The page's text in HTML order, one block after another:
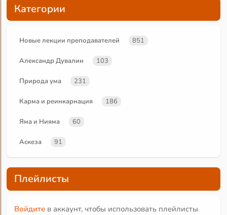
Категории
Новые лекции преподавателей 851
Александр Дувалин 103
Природа ума 231
Карма и реинкарнация 186
Яма и Нияма 60
Аскеза 91
Плейлисты
Войдите в аккаунт, чтобы использовать плейлисты